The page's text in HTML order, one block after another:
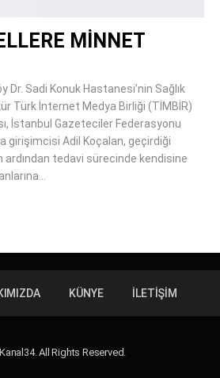
MİNNET
Dr. Sadi Konuk Hastanesi’nin Sağlık
Türk İnternet Medya Birliği (TİMBİR)
İstanbul Gazeteciler Federasyonu
girişimcisi Adil Koçalan, geçirdiği
ardından tedavi sürecinde kendisine
KÜNYE İLETIŞIM
All Rights Reserved.